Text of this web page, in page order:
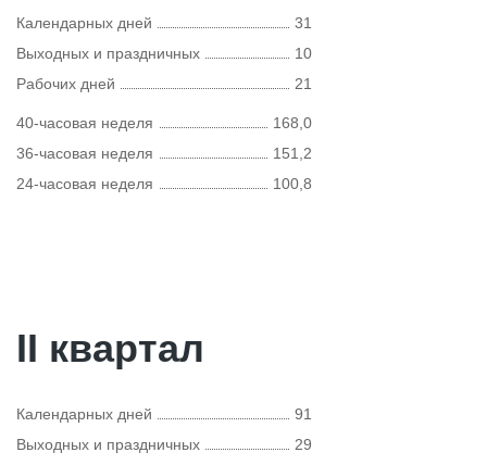
Календарных дней
31
Выходных и праздничных
10
Рабочих дней
21
40-часовая неделя
168,0
36-часовая неделя
151,2
24-часовая неделя
100,8
II квартал
Календарных дней
91
Выходных и праздничных
29